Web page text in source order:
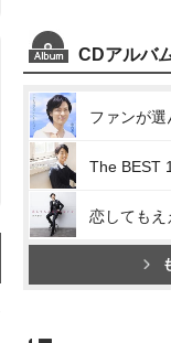
CDアルバ
The BEST
恋してもえ